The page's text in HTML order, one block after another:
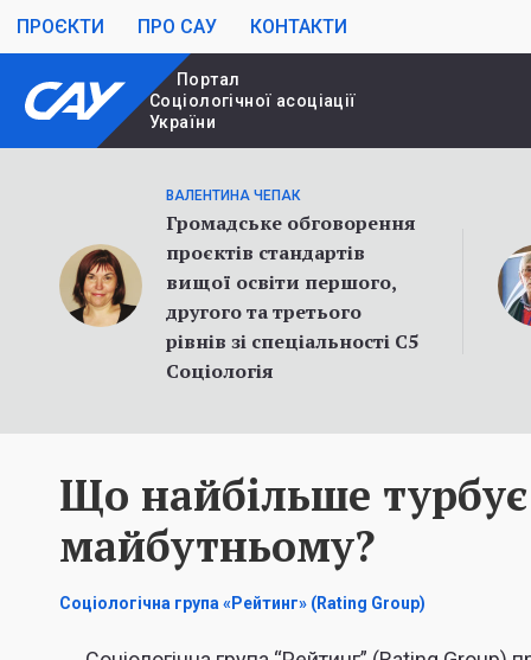
ПРОЄКТИ ПРО САУ КОНТАКТИ
Портал
Cоціологічної асоціації
України
ВАЛЕНТИНА ЧЕПАК
Громадське обговорення
проєктів стандартів
вищої освіти першого,
другого та третього
рівнів зі спеціальності С5
Соціологія
Що найбільше
майбутньому?
Соціологічна група «Рейтинг» (Rating Group)